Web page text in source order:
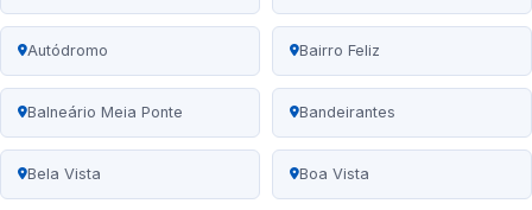
Autódromo Bairro Feliz
Balneário Meia Ponte Bandeirantes
Bela Vista Boa Vista